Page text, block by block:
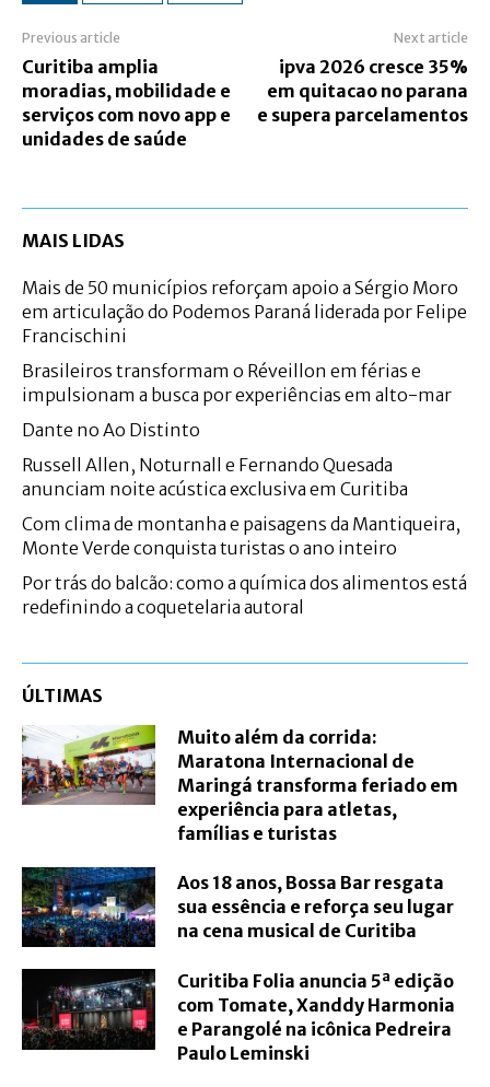
Previous article
Curitiba amplia
moradias, mobilidade e
serviços com novo app e
unidades de saúde
Next article
ipva 2026 cresce 35%
em quitacao no parana
e supera parcelamentos
MAIS LIDAS
Mais de 50 municípios reforçam apoio a Sérgio Moro
em articulação do Podemos Paraná liderada por Felipe
Francischini
Brasileiros transformam o Réveillon em férias e
impulsionam a busca por experiências em alto-mar
Dante no Ao Distinto
Russell Allen, Noturnall e Fernando Quesada
anunciam noite acústica exclusiva em Curitiba
Com clima de montanha e paisagens da Mantiqueira,
Monte Verde conquista turistas o ano inteiro
Por trás do balcão: como a química dos alimentos está
redefinindo a coquetelaria autoral
ÚLTIMAS
Muito além da corrida:
Maratona Internacional de
Maringá transforma feriado em
experiência para atletas,
famílias e turistas
Aos 18 anos, Bossa Bar resgata
sua essência e reforça seu lugar
na cena musical de Curitiba
Curitiba Folia anuncia 5ª edição
com Tomate, Xanddy Harmonia
e Parangolé na icônica Pedreira
Paulo Leminski